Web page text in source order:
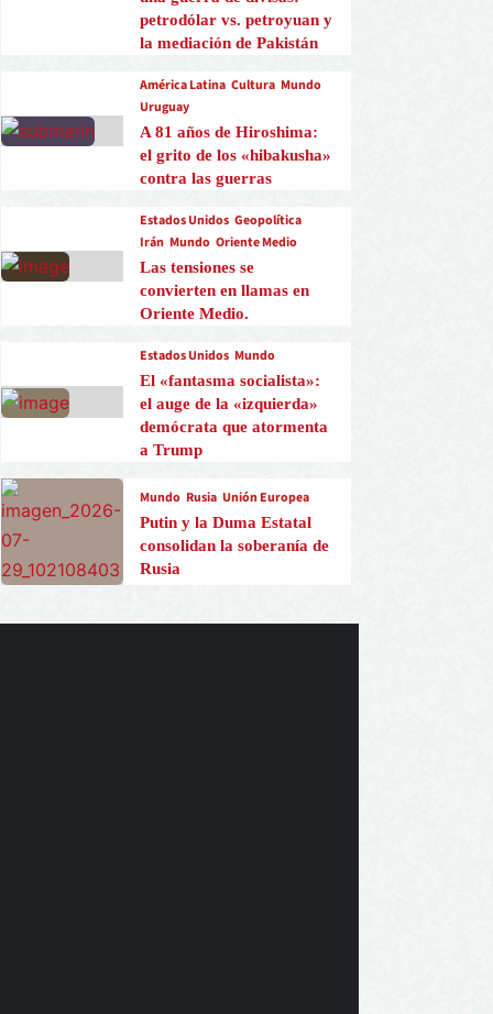
petrodólar vs. petroyuan y
la mediación de Pakistán
América Latina Cultura Mundo
Uruguay
A 81 años de Hiroshima:
el grito de los «hibakusha»
contra las guerras
Estados Unidos Geopolítica
Irán Mundo Oriente Medio
Las tensiones se
convierten en llamas en
Oriente Medio.
Estados Unidos Mundo
El «fantasma socialista»:
el auge de la «izquierda»
demócrata que atormenta
a Trump
Mundo Rusia Unión Europea
Putin y la Duma Estatal
consolidan la soberanía de
Rusia